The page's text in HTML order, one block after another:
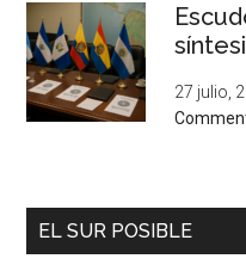
27 julio,
EL SUR POSIBLE